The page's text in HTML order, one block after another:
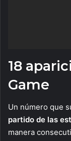
18
Game
Un número que
partido de las
manera